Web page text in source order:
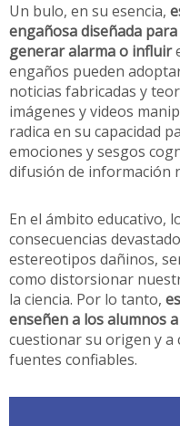
Un bulo, en su esencia,
engañosa diseñada
generar alarma o influir
engaños pueden
noticias fabricadas y
imágenes y videos
radica en su capacidad
emociones y sesgos
difusión de información
En el ámbito educativo,
consecuencias
estereotipos dañinos,
como distorsionar
la ciencia. Por lo tanto,
enseñen a los alumnos
cuestionar su origen y
fuentes confiables.